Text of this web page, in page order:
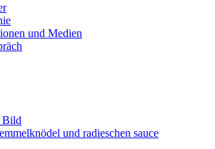
und Medien
Bild